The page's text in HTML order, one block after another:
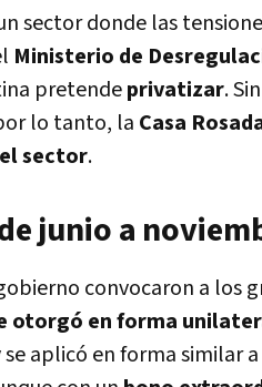
sector donde las
Ministerio de
pretendeprivatizar.
lo tanto, la Casa
sector.
junio a
convocaron a los
otorgó en forma
aplicó en forma similar